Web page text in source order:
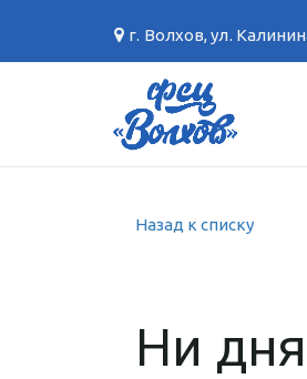
г. Волхов,ул.
Назад к списку
Ни